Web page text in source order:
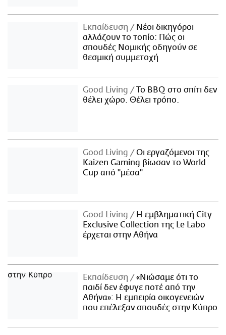
Εκπαίδευση
Νέοι δικηγόροι
αλλάζουν το τοπίο: Πώς οι
σπουδές Νομικής οδηγούν σε
θεσμική συμμετοχή
Good Living
Το BBQ στο σπίτι δεν
θέλει χώρο. Θέλει τρόπο.
Good Living
Οι εργαζόμενοι της
Kaizen Gaming βίωσαν το World
Cup από "μέσα"
Good Living
Η εμβληματική City
Exclusive Collection της Le Labo
έρχεται στην Αθήνα
Εκπαίδευση
«Νιώσαμε ότι το
παιδί δεν έφυγε ποτέ από την
Αθήνα»: Η εμπειρία οικογενειών
που επέλεξαν σπουδές στην Κύπρο